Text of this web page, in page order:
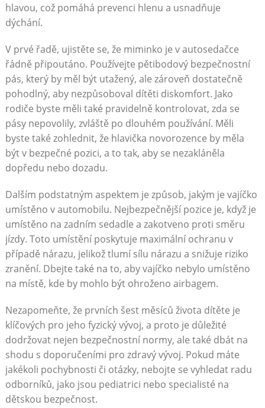
hlavou, což pomáhá prevenci hlenu a usnadňuje
dýchání.
V prvé řadě, ujistěte se, že miminko je v autosedačce
řádně připoutáno. Používejte pětibodový bezpečnostní
pás, který by měl být utažený, ale zároveň dostatečně
pohodlný, aby nezpůsoboval dítěti diskomfort. Jako
rodiče byste měli také pravidelně kontrolovat, zda se
pásy nepovolily, zvláště po dlouhém používání. Měli
byste také zohlednit, že hlavička novorozence by měla
být v bezpečné pozici, a to tak, aby se nezakláněla
dopředu nebo dozadu.
Dalším podstatným aspektem je způsob, jakým je vajíčko
umístěno v automobilu. Nejbezpečnější pozice je, když je
umístěno na zadním sedadle a zakotveno proti směru
jízdy. Toto umístění poskytuje maximální ochranu v
případě nárazu, jelikož tlumí sílu nárazu a snižuje riziko
zranění. Dbejte také na to, aby vajíčko nebylo umístěno
na místě, kde by mohlo být ohroženo airbagem.
Nezapomeňte, že prvních šest měsíců života dítěte je
klíčových pro jeho fyzický vývoj, a proto je důležité
dodržovat nejen bezpečnostní normy, ale také dbát na
shodu s doporučeními pro zdravý vývoj. Pokud máte
jakékoli pochybnosti či otázky, nebojte se vyhledat radu
odborníků, jako jsou pediatrici nebo specialisté na
dětskou bezpečnost.